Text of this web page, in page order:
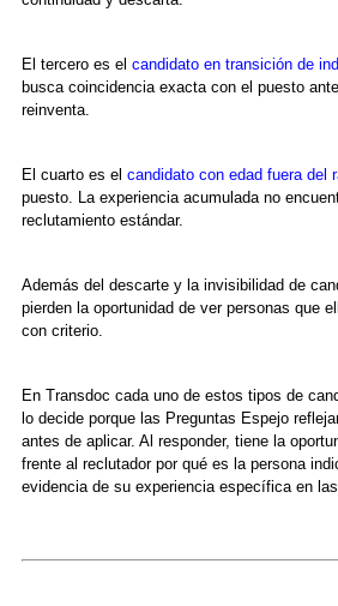
El tercero es el candidato en transición de
busca coincidencia exacta con el puesto
reinventa.
El cuarto es el candidato con edad fuera del
puesto. La experiencia acumulada no
reclutamiento estándar.
Además del descarte y la invisibilidad de
pierden la oportunidad de ver personas que
con criterio.
En Transdoc cada uno de estos tipos de
lo decide porque las Preguntas Espejo
antes de aplicar. Al responder, tiene la
frente al reclutador por qué es la persona
evidencia de su experiencia específica en